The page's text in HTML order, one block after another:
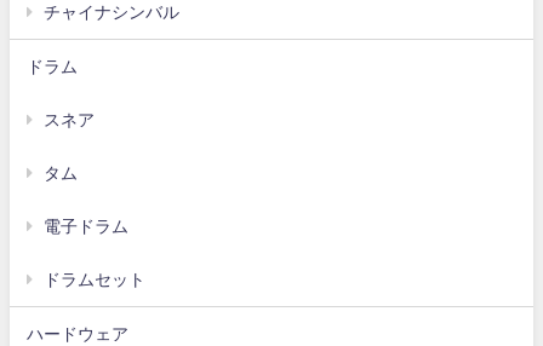
チャイナシンバル
ドラム
スネア
タム
電子ドラム
ドラムセット
ハードウェア